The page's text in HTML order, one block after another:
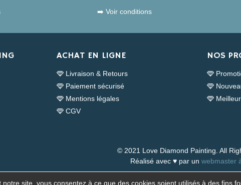
➡️ Voir conditions
ACHAT EN LIGNE
Livraison & Retours
Paiement sécurisé
Mentions légales
CGV
NOS
© 2021 Love Diamond Painting. All
Réalisé avec ♥ par un webmaster
notre site, vous consentez à ce que des cookies soient utilisés à des fins
Surveillance de la sécurité par